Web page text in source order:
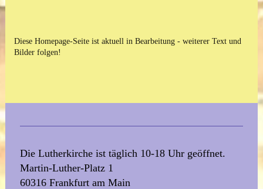
Diese Homepage-Seite ist aktuell in Bearbeitung - weiterer Text und
Bilder folgen!
Die Lutherkirche ist täglich 10-18 Uhr geöffnet.
Martin-Luther-Platz 1
60316 Frankfurt am Main